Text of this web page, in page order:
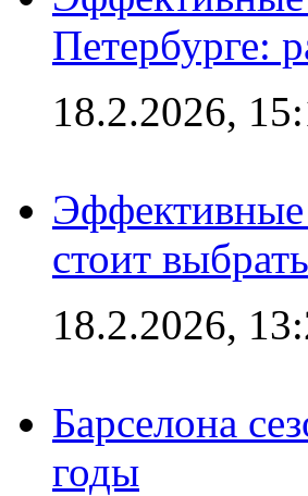
Петербурге:
18.2.2026,
стоит
18.2.2026,
Барселона
годы